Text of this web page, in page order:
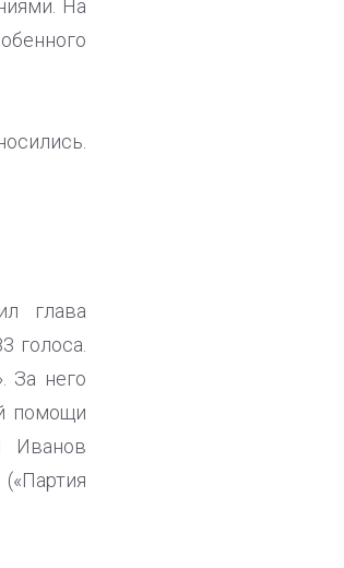
На
глава
голоса.
За него
помощи
Иванов